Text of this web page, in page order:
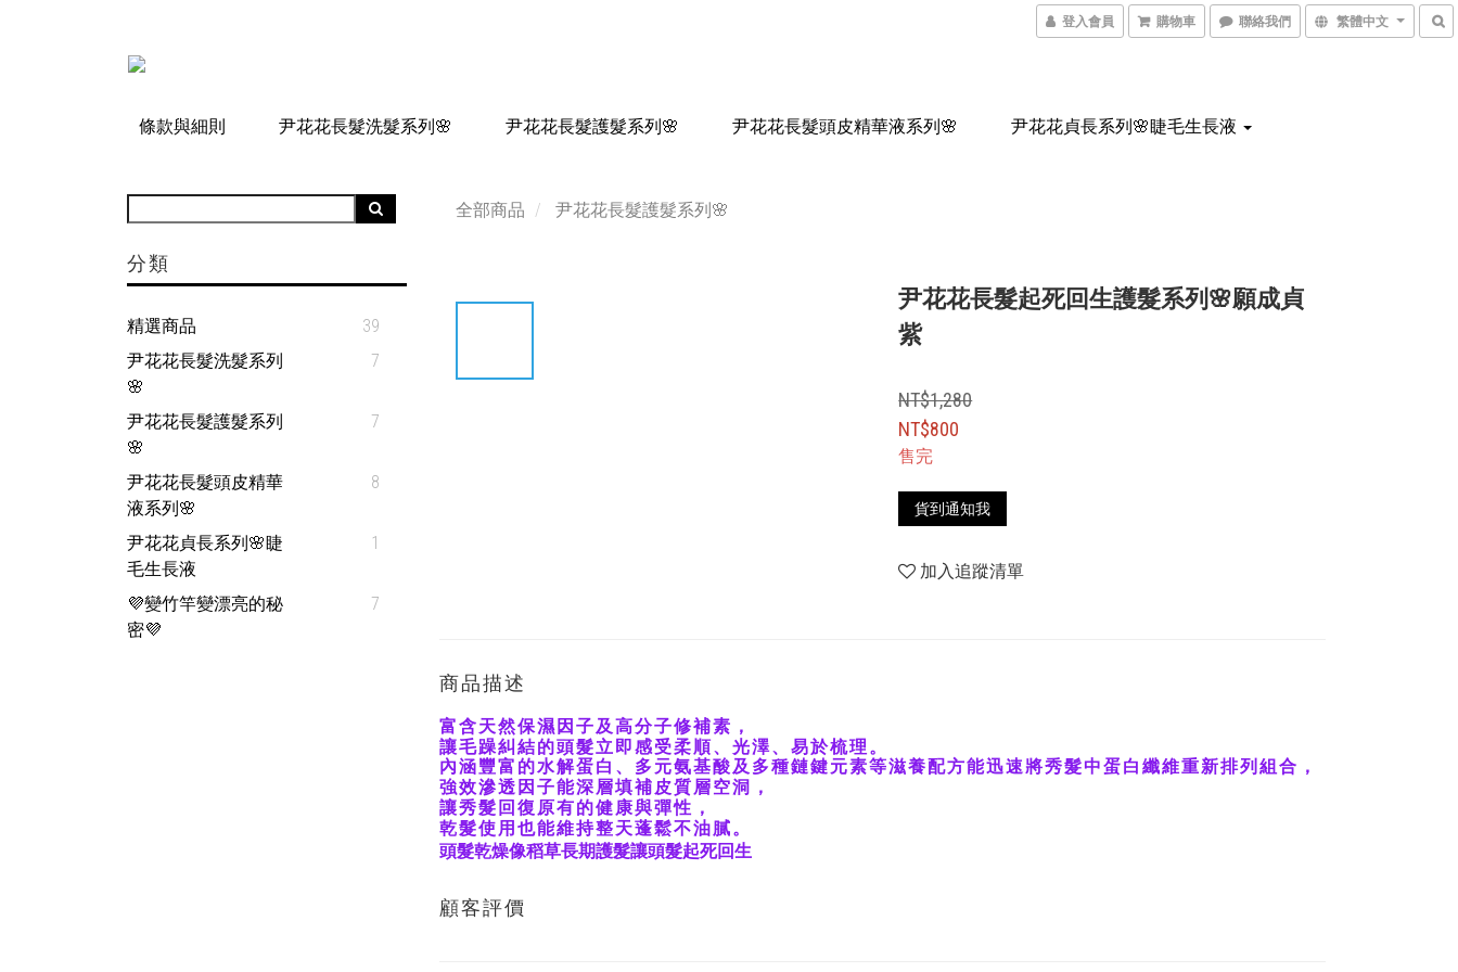
登入會員 購物車 聯絡我們 繁體中文
條款與細則 尹花花長髮洗髮系列🌸 尹花花長髮護髮系列🌸 尹花花長髮頭皮精華液系列🌸 尹花花貞長系列🌸睫毛生長液
分類
精選商品
39
尹花花長髮洗髮系列
🌸
7
尹花花長髮護髮系列
🌸
7
尹花花長髮頭皮精華
液系列🌸
8
尹花花貞長系列🌸睫
毛生長液
1
💜變竹竿變漂亮的秘
密💜
7
全部商品 尹花花長髮護髮系列🌸
尹花花長髮起死回生護髮系列🌸願成貞
紫
NT$1,280
NT$800
售完
貨到通知我
加入追蹤清單
商品描述
富含天然保濕因子及高分子修補素，
讓毛躁糾結的頭髮立即感受柔順、光澤、易於梳理。
內涵豐富的水解蛋白、多元氨基酸及多種鏈鍵元素等滋養配方能迅速將秀髮中蛋白纖維重新排列組合，
強效滲透因子能深層填補皮質層空洞，
讓秀髮回復原有的健康與彈性，
乾髮使用也能維持整天蓬鬆不油膩。
頭髮乾燥像稻草長期護髮讓頭髮起死回生
顧客評價